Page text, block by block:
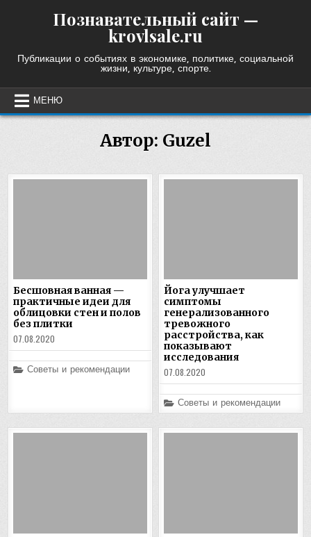
Познавательный сайт —
krovlsale.ru
Публикации о событиях в экономике, политике, социальной
жизни, культуре, спорте.
МЕНЮ
Автор: Guzel
Бесшовная ванная —
практичные идеи для
облицовки стен и полов
без плитки
07.08.2020
Posted
Советы и рекомендации
Йога улучшает
симптомы
генерализованного
тревожного
расстройства, как
показывают
исследования
07.08.2020
Posted
in
Советы и рекомендации